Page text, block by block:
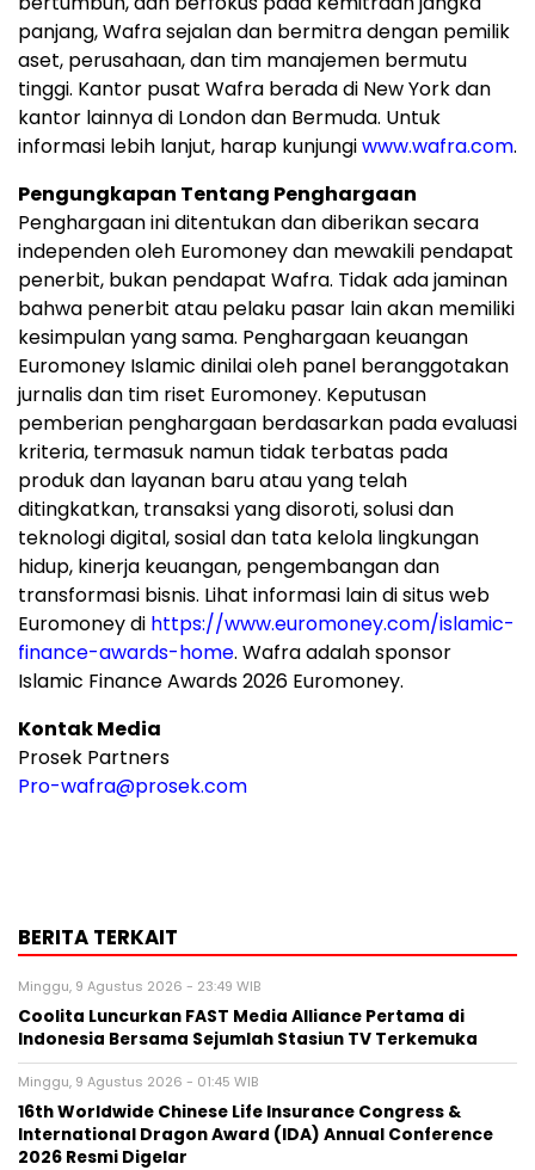
panjang, Wafra sejalan dan bermitra dengan pemilik
aset, perusahaan, dan tim manajemen bermutu
tinggi. Kantor pusat Wafra berada di New York dan
kantor lainnya di London dan Bermuda. Untuk
informasi lebih lanjut, harap kunjungiwww.wafra.com.
Pengungkapan Tentang Penghargaan
Penghargaan ini ditentukan dan diberikan secara
independen oleh Euromoney dan mewakili pendapat
penerbit, bukan pendapat Wafra. Tidak ada jaminan
bahwa penerbit atau pelaku pasar lain akan memiliki
kesimpulan yang sama. Penghargaan keuangan
Euromoney Islamic dinilai oleh panel beranggotakan
jurnalis dan tim riset Euromoney. Keputusan
pemberian penghargaan berdasarkan pada evaluasi
kriteria, termasuk namun tidak terbatas pada
produk dan layanan baru atau yang telah
ditingkatkan, transaksi yang disoroti, solusi dan
teknologi digital, sosial dan tata kelola lingkungan
hidup, kinerja keuangan, pengembangan dan
transformasi bisnis. Lihat informasi lain di situs web
Euromoney di https://www.euromoney.com/islamic-
finance-awards-home. Wafra adalah sponsor
Islamic Finance Awards 2026 Euromoney.
Kontak Media
Prosek Partners
Pro-wafra@prosek.com
BERITA TERKAIT
Minggu, 9 Agustus 2026 - 23:49 WIB
Coolita Luncurkan FAST Media Alliance Pertama di
Indonesia Bersama Sejumlah Stasiun TV Terkemuka
Minggu, 9 Agustus 2026 - 01:45 WIB
16th Worldwide Chinese Life Insurance Congress &
International Dragon Award (IDA) Annual Conference
2026 Resmi Digelar